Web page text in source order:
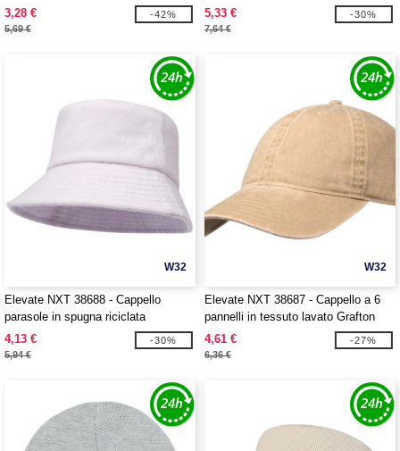
127054
3,28 €
5,69 €
-42%
Wicklow
5,33 €
7,64 €
-30%
W32
Elevate NXT 38688 - Cappello
parasole in spugna riciclata
certificata GRS Melo
4,13 €
5,94 €
-30%
W32
Elevate NXT 38687 - Cappello a 6
pannelli in tessuto lavato Grafton
4,61 €
6,36 €
-27%